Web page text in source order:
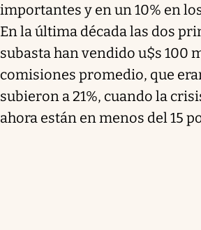
importantes y en un 10% en
En la última década las dos
subasta han vendido u$s 100
comisiones promedio, que
subieron a 21%, cuando la
ahora están en menos del 15